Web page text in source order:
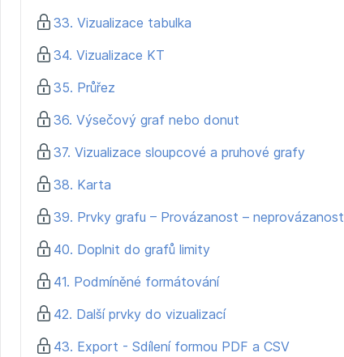
33. Vizualizace tabulka
34. Vizualizace KT
35. Průřez
36. Výsečový graf nebo donut
37. Vizualizace sloupcové a pruhové grafy
38. Karta
39. Prvky grafu – Provázanost – neprovázanost
40. Doplnit do grafů limity
41. Podmíněné formátování
42. Další prvky do vizualizací
43. Export - Sdílení formou PDF a CSV